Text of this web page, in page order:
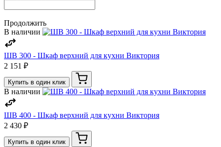
Продолжить
В наличии
ШВ 300 - Шкаф верхний для кухни Виктория
2 151 ₽
Купить в один клик
В наличии
ШВ 400 - Шкаф верхний для кухни Виктория
2 430 ₽
Купить в один клик